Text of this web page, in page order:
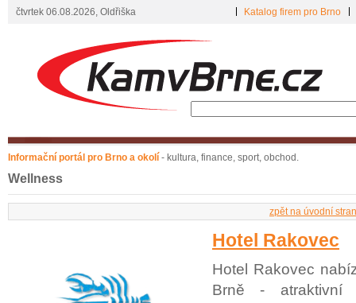
Informační portál pro Brno a okolí - kultura, finance, sport, obchod.
Katalog firem pro Brno
čtvrtek 06.08.2026, Oldřiška
Wellness
zpět na úvodní
Hotel Rakovec
Hotel Rakovec
Brně - atraktivní